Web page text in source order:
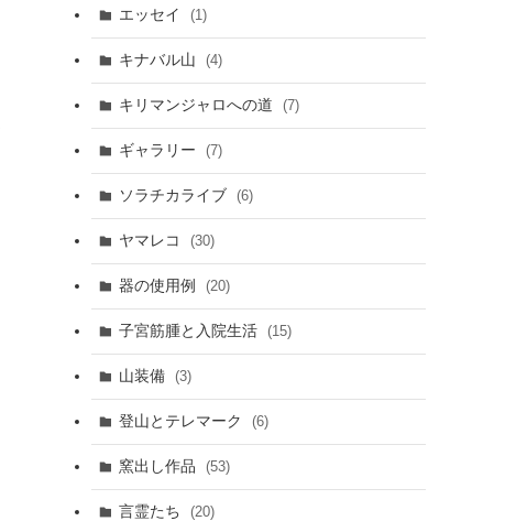
エッセイ (1)
キナバル山 (4)
キリマンジャロへの道 (7)
ギャラリー (7)
ソラチカライブ (6)
ヤマレコ (30)
器の使用例 (20)
子宮筋腫と入院生活 (15)
山装備 (3)
登山とテレマーク (6)
窯出し作品 (53)
言霊たち (20)